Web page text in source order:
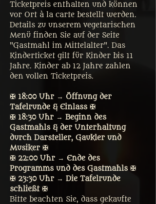
Ticketpreis enthalten und können
vor Ort à la carte bestellt werden.
Details zu unserem vegetarischen
Menü finden Sie auf der Seite
"Gastmahl im Mittelalter". Das
Kinderticket gilt für Kinder bis 11
Jahre. Kinder ab 12 Jahre zahlen
den vollen Ticketpreis.
✠ 18:00 Uhr → Öffnung der
Tafelrunde & Einlass ✠
✠ 18:30 Uhr → Beginn des
Gastmahls & der Unterhaltung
durch Darsteller, Gaukler und
Musiker ✠
✠ 22:00 Uhr → Ende des
Programms und des Gastmahls ✠
✠ 23:30 Uhr → Die Tafelrunde
schließt ✠
Bitte beachten Sie, dass gekaufte